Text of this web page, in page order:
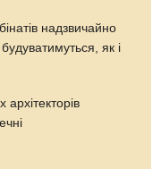
надзвичайно
як і